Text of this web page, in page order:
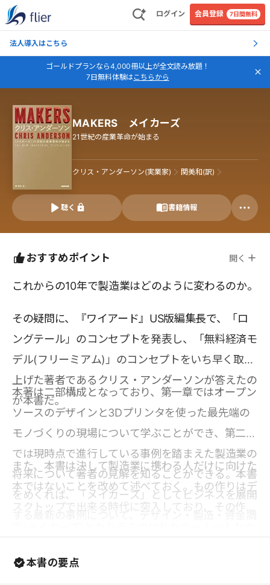
ログイン 会員登録 7日間無料
法人導入はこちら
ゴールドプランなら4,000冊以上が全文読み放題！
7日無料体験はこちらから
MAKERS メイカーズ
21世紀の産業革命が始まる
クリス・アンダーソン(実業家) 関美和(訳)
聴く 書籍情報
おすすめポイント 開く
これからの10年で製造業はどのように変わるのか。
その疑問に、『ワイアード』US版編集長で、「ロ
ングテール」のコンセプトを発表し、「無料経済モ
デル(フリーミアム)」のコンセプトをいち早く取り
上げた著者であるクリス・アンダーソンが答えたの
が本書だ。
本著は二部構成となっており、第一章ではオープン
ソースのデザインと3Dプリンタを使った最先端の
モノづくりの現場について学ぶことができ、第二章
では現時点で進行している事例を踏まえた製造業の
将来について著者の見解を知ることができる。本書
をめくれば、「メイカーズ」としてビジネスを展開
達といった複数の観点に基づいて記述されており、
起業や新たな事業展開のヒントを得ることが出来る
また、本書は決して製造業に携わる人だけに向けた
本ではないことを改めて述べておく。もの作りはデ
スクトップで出来る時代に突入しており、その作り
本書の要点